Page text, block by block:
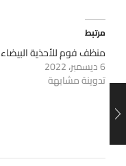
مرتبط
منظف فوم للأحذية البيضاء
6 ديسمبر، 2022
تدوينة مشابهة